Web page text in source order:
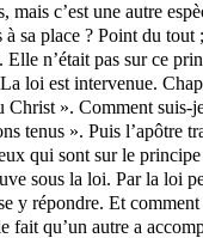
mais c’est une autre
sa place ? Point du
n’était pas sur ce
loi est intervenue.
». Comment
tenus ». Puis l’apôtre
qui sont sur le
sous la loi. Par la loi
y répondre. Et
fait qu’un autre a